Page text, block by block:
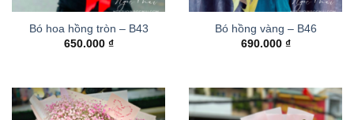
Bó hoa hồng tròn – B43
650.000 ₫
Bó hồng vàng – B46
690.000 ₫